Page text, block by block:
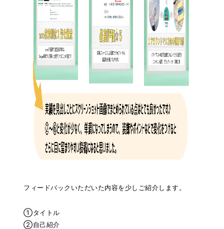
フィードバックいただいた内容を少しご紹介します。
①タイトル
②自己紹介